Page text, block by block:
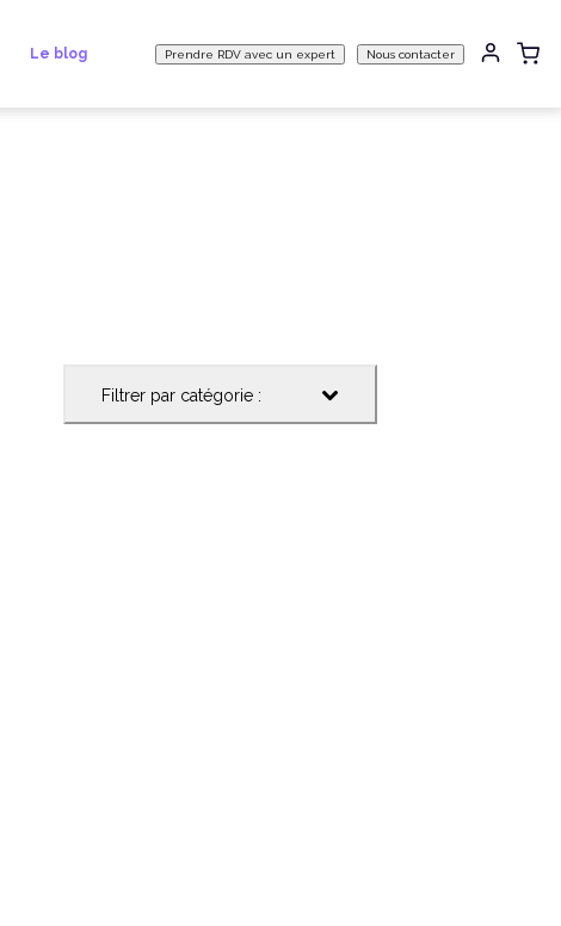
Le blog Prendre RDV avec un expert Nous contacter
Filtrer par catégorie :
Filtrer par catégorie :